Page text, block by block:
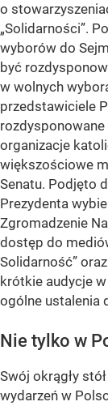
o
„Solidarności”.
wyborów do
być
w wolnych
przedstawiciele
organizacje
większościowe
Senatu. Podjęto
Prezydenta
Zgromadzenie
dostęp do
Solidarność”
krótkie audycje
ogólne ustalenia
Nie tylko w
Swój okrągły
wydarzeń w